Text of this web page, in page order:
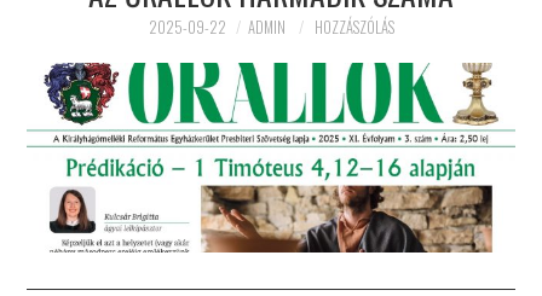
ŐRÁLLÓK
KAPCSOLAT
2025-09-22 ADMIN HOZZÁSZÓLÁS